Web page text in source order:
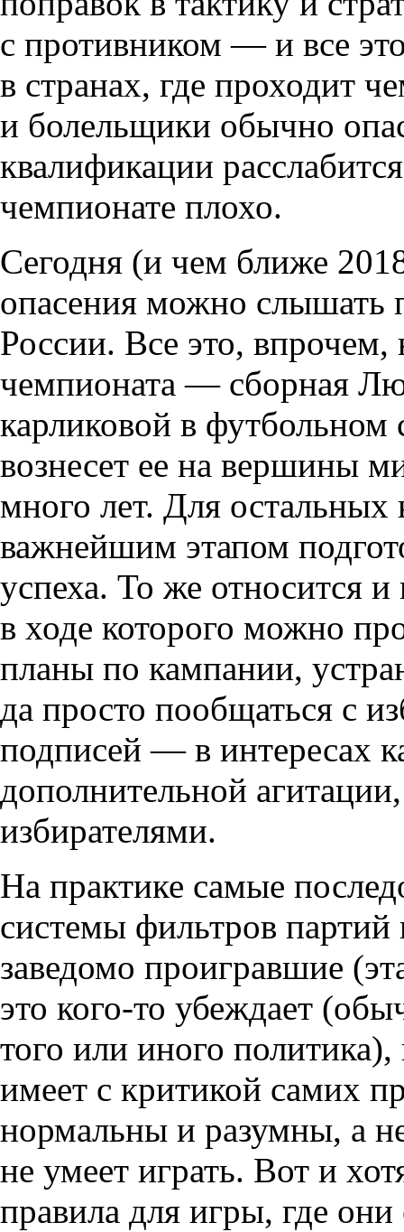
с противником — и все
в странах, где проходит
и болельщики обычно
квалификации
чемпионате плохо.
Сегодня (и чем ближе
опасения можно слышать
России. Все это, впрочем,
чемпионата — сборная
карликовой в
вознесет ее на вершины
много лет. Для остальных
важнейшим этапом
успеха. То же относится
в ходе которого можно
планы по кампании,
да просто пообщаться с
подписей — в интересах
дополнительной
избирателями.
На практике самые
системы фильтров партий
заведомо проигравшие
это кого-то убеждает
того или иного
имеет с критикой самих
нормальны и разумны, а
не умеет играть. Вот и
правила для игры, где